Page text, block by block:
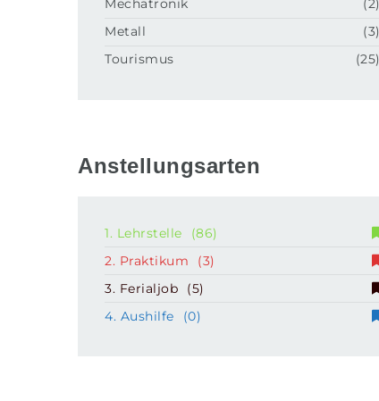
Mechatronik
(2)
Metall
(3)
Tourismus
(25)
Anstellungsarten
1. Lehrstelle
(86)
2. Praktikum
(3)
3. Ferialjob
(5)
4. Aushilfe
(0)